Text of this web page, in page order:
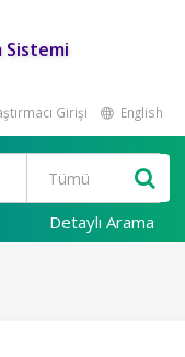
Sistemi
Girişi English
Detaylı Arama